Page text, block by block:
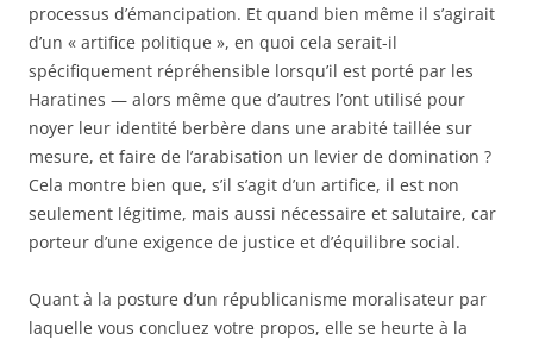
processus d’émancipation. Et quand bien même il s’agirait
d’un « artifice politique », en quoi cela serait-il
spécifiquement répréhensible lorsqu’il est porté par les
Haratines — alors même que d’autres l’ont utilisé pour
noyer leur identité berbère dans une arabité taillée sur
mesure, et faire de l’arabisation un levier de domination ?
Cela montre bien que, s’il s’agit d’un artifice, il est non
seulement légitime, mais aussi nécessaire et salutaire, car
porteur d’une exigence de justice et d’équilibre social.
Quant à la posture d’un républicanisme moralisateur par
laquelle vous concluez votre propos, elle se heurte à la